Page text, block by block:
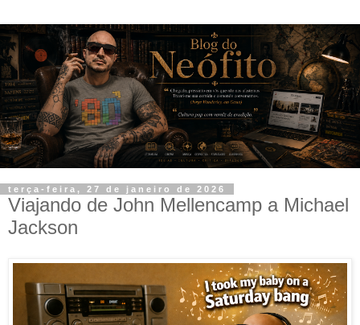
terça-feira, 27 de janeiro de 2026
Viajando de John Mellencamp a Michael
Jackson